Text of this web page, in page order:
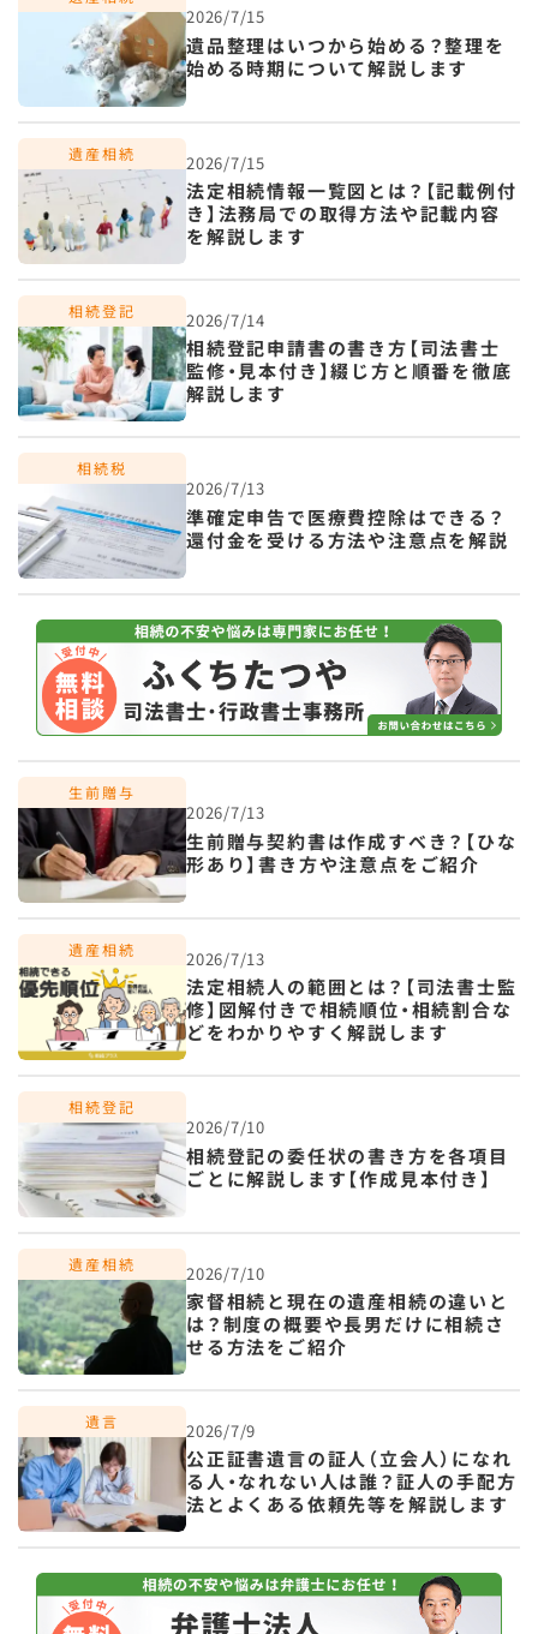
2026/7/15
遺品整理はいつから始める？整理を
始める時期について解説します
2026/7/15
法定相続情報一覧図とは？【記載例付
き】法務局での取得方法や記載内容
を解説します
2026/7/14
相続登記申請書の書き方【司法書士
監修・見本付き】綴じ方と順番を徹底
解説します
2026/7/13
準確定申告で医療費控除はできる？
還付金を受ける方法や注意点を解説
2026/7/13
生前贈与契約書は作成すべき？【ひな
形あり】書き方や注意点をご紹介
2026/7/13
法定相続人の範囲とは？【司法書士監
修】図解付きで相続順位・相続割合な
どをわかりやすく解説します
2026/7/10
相続登記の委任状の書き方を各項目
ごとに解説します【作成見本付き】
2026/7/10
家督相続と現在の遺産相続の違いと
は？制度の概要や長男だけに相続さ
せる方法をご紹介
2026/7/9
公正証書遺言の証人（立会人）になれ
る人・なれない人は誰？証人の手配方
法とよくある依頼先等を解説します